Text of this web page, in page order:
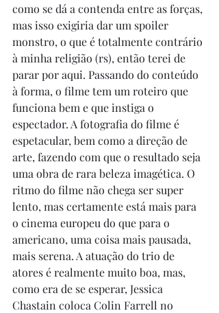
como se dá a contenda entre as forças,
mas isso exigiria dar um spoiler
monstro, o que é totalmente contrário
à minha religião (rs), então terei de
parar por aqui. Passando do conteúdo
à forma, o filme tem um roteiro que
funciona bem e que instiga o
espectador. A fotografia do filme é
espetacular, bem como a direção de
arte, fazendo com que o resultado seja
uma obra de rara beleza imagética. O
ritmo do filme não chega ser super
lento, mas certamente está mais para
o cinema europeu do que para o
americano, uma coisa mais pausada,
mais serena. A atuação do trio de
atores é realmente muito boa, mas,
como era de se esperar, Jessica
Chastain coloca Colin Farrell no